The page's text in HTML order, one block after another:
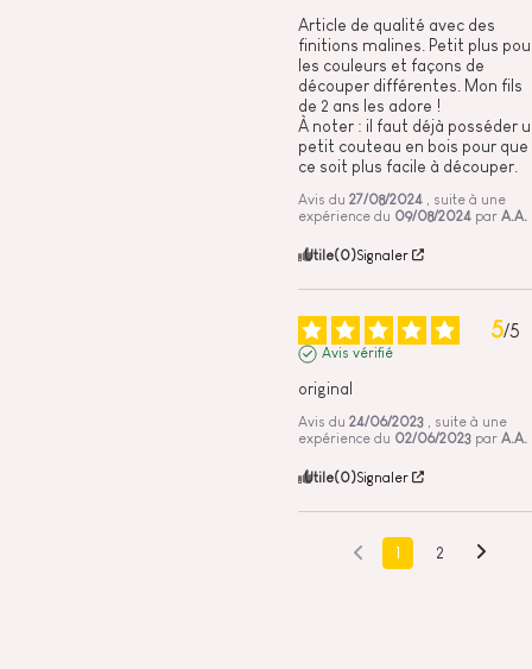
Article de qualité avec des
finitions malines. Petit plus
les couleurs et façons de
découper différentes. Mon fils
de 2 ans les adore !
À noter : il faut déjà posséder
petit couteau en bois pour que
ce soit plus facile à découper.
Avis du 27/08/2024
, suite à une
expérience du 09/08/2024 par A.A.
Utile(0)Signaler
5/5
Avis vérifié
original
Avis du 24/06/2023
, suite à une
expérience du 02/06/2023 par A.A.
Utile(0)Signaler
1 2